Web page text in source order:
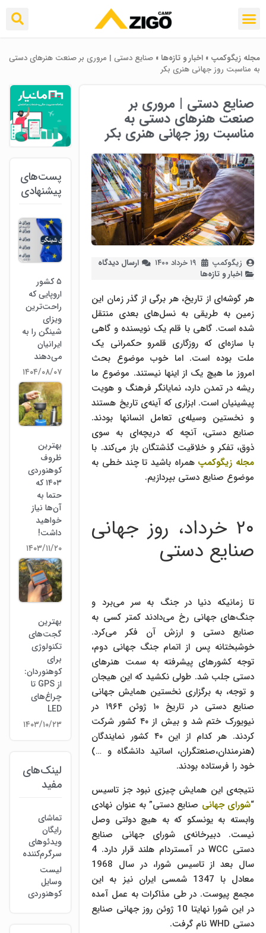
مجله زیگوکمپ » اخبار و تازه‌ها » صنایع دستی | مروری بر صنعت هنرهای دستی
به مناسبت روز جهانی هنری بکر
صنایع دستی | مروری بر
صنعت هنرهای دستی به
مناسبت روز جهانی هنری بکر
زیگوکمپ ۱۹ خرداد ۱۴۰۰
ارسال دیدگاه
اخبار و تازه‌ها
هر گوشه‌ای از تاریخ، هر برگی از گذر زمان این
زمین به طریقی به نسل‌های بعدی منتقل
شده است. گاهی با قلم یک نویسنده و گاهی
با سازه‌ای که روزگاری قلمرو حکمرانی یک
ملت بوده است. اما خوب موضوع بحث
امروز ما هیچ یک از اینها نیستند. موضوع ما
ریشه در تمدن دارد، نمایانگر فرهنگ و هویت
پیشینیان است. ابزاری که آینه‌ی تاریخ هستند
و نخستین وسیله‌ی تعامل انسانها بودند.
صنایع دستی، آنچه که دریچه‌ای به سوی
ذوق، تفکر و خلاقیت گذشتگان باز می‌کند. با
مجله زیگوکمپ همراه باشید تا چند خطی به
موضوع صنایع دستی بپردازیم.
۲۰ خرداد، روز جهانی
صنایع دستی
تا زمانیکه دنیا در جنگ به سر می‌برد و
جنگ‌های جهانی رخ می‌دادند کمتر کسی به
صنایع دستی و ارزش آن فکر می‌کرد.
خوشبختانه پس از اتمام جنگ جهانی دوم،
توجه کشورهای پیشرفته به سمت هنرهای
دستی جلب شد. طولی نکشید که این هیجان
و توجه، به برگزاری نخستین همایش جهانی
صنایع دستی در تاریخ ۱۰ ژوئن ۱۹۶۴ در
نیویورک ختم شد و بیش از ۴۰ کشور شرکت
کردند. هر کدام از این ۴۰ کشور نمایندگان
(هنرمندان،صنعتگران، اساتید دانشگاه و …)
خود را فرستاده بودند.
نتیجه‌ی این همایش چیزی نبود جز تاسیس
“شورای جهانی صنایع دستی” به عنوان نهادی
وابسته به یونسکو که به هیچ دولتی وصل
نیست. دبیرخانه‌ی شورای جهانی صنایع
دستی WCC در آمستردام هلند قرار دارد. 4
سال بعد از تاسیس شورا، در سال 1968
معادل با 1347 شمسی ایران نیز به این
مجمع پیوست. در طی مذاکرات به عمل آمده
در این شورا نهایتا 10 ژوئن روز جهانی صنایع
دستی WHD نام گرفت.
پست‌های
پیشنهادی
۵ کشور
اروپایی که
راحت‌ترین
ویزای
شینگن را به
ایرانیان
می‌دهند
۱۴۰۴/۰۸/۰۷
بهترین
ظروف
کوهنوردی
۱۴۰۳ که
حتما به
آن‌ها نیاز
خواهید
داشت!
۱۴۰۳/۱۱/۲۰
بهترین
گجت‌های
تکنولوژی
برای
کوهنوردان:
از GPS تا
چراغ‌های
LED
۱۴۰۳/۱۰/۲۳
لینک‌های
مفید
تماشای
رایگان
ویدئوهای
سرگرم‌کننده
لیست
وسایل
کوهنوردی